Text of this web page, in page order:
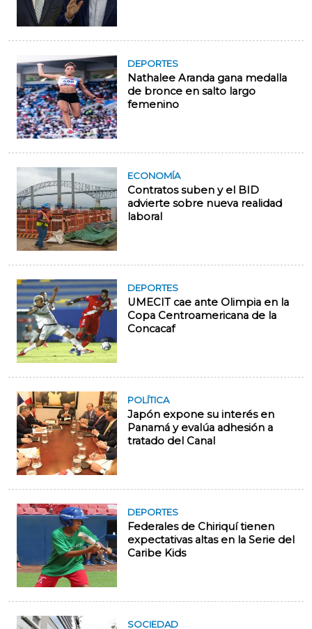
DEPORTES
Nathalee Aranda gana medalla
de bronce en salto largo
femenino
ECONOMÍA
Contratos suben y el BID
advierte sobre nueva realidad
laboral
DEPORTES
UMECIT cae ante Olimpia en la
Copa Centroamericana de la
Concacaf
POLÍTICA
Japón expone su interés en
Panamá y evalúa adhesión a
tratado del Canal
DEPORTES
Federales de Chiriquí tienen
expectativas altas en la Serie del
Caribe Kids
SOCIEDAD